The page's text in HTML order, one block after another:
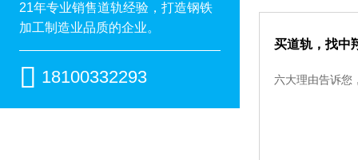
买道轨，找中
六大理由告诉您
21年专业销售道轨经验，打造钢铁
加工制造业品质的企业。
 18100332293